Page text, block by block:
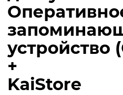
устройство
+
KaiStore